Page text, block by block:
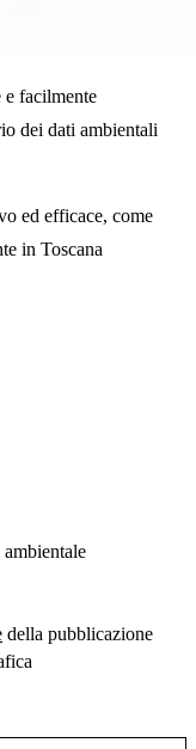
e facilmente
dei dati ambientali
ed efficace, come
in Toscana
della pubblicazione